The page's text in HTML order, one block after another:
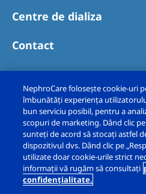
United States of America
NephroCare
Centre de dializa
Contact
Copyright © Fresenius
2026. Toate drepturile
NephroCare folosește cookie-uri
îmbunătăți experiența
bun serviciu posibil, pentru a
scopuri de marketing. Dând clic
sunteți de acord să stocați astfel
dispozitivul dvs. Dând clic pe
utilizate doar cookie-urile strict
informații vă rugăm să consultați
confidențialitate.